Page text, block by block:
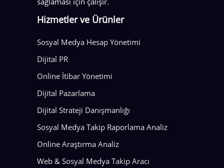
Hizmetler ve Ürünler
Sosyal Medya Hesap Yönetimi
Dijital PR
Online İtibar Yönetimi
Dijital Pazarlama
Dijital Strateji Danışmanlığı
Sosyal Medya Takip Raporlama Analiz
Online Araştırma Analiz
Web & Sosyal Medya Takip Aracı